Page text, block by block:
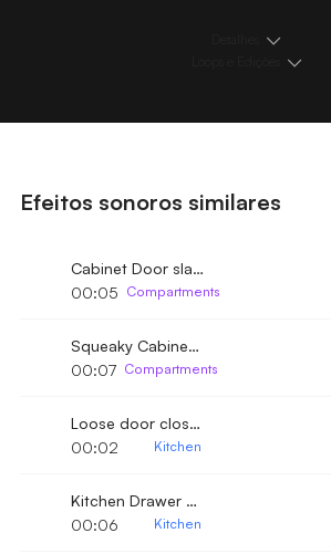
Efeitos sonoros similares
Cabinet Door slam
00:05 Compartments
Squeaky Cabinet Door
00:07 Compartments
Loose door closes
00:02
Kitchen
Kitchen Drawer close
00:06
Kitchen